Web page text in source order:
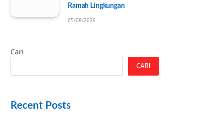
Ramah Lingkungan
05/08/2026
Cari
CARI
Recent Posts